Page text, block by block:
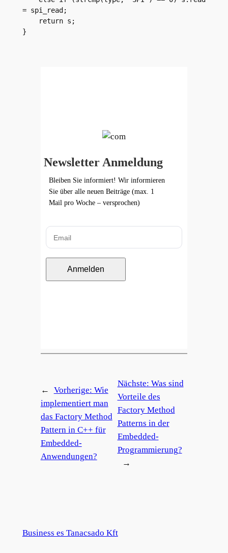
= spi_read;
}
Newsletter Anmeldung
Bleiben Sie informiert! Wir informieren
Sie über alle neuen Beiträge (max. 1
Mail pro Woche – versprochen)
Anmelden
← Vorherige: Wie
implementiert man
das Factory Method
Pattern in C++ für
Embedded-
Anwendungen?
Nächste: Was sind
Vorteile des
Factory Method
Patterns in der
Embedded-
Programmierung?
→
Business es Tanacsado Kft